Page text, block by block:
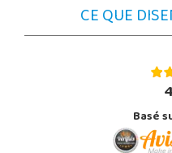
CE QUE
Basé